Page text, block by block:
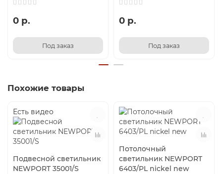
0 р.
Под заказ
0 р.
Под заказ
Похожие товары
Есть видео
Подвесной светильник
NEWPORT 35001/S
Потолочный
светильник NEWPORT
6403/PL nickel new